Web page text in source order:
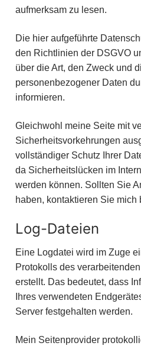
aufmerksam zu lesen.
Die hier aufgeführte
den Richtlinien der DSGVO
über die Art, den Zweck und
personenbezogener Daten
informieren.
Gleichwohl meine Seite mit
Sicherheitsvorkehrungen
vollständiger Schutz Ihrer
da Sicherheitslücken im
werden können. Sollten Sie
haben, kontaktieren Sie mich
Log-Dateien
Eine Logdatei wird im Zuge
Protokolls des
erstellt. Das bedeutet, dass
Ihres verwendeten
Server festgehalten werden.
Mein Seitenprovider